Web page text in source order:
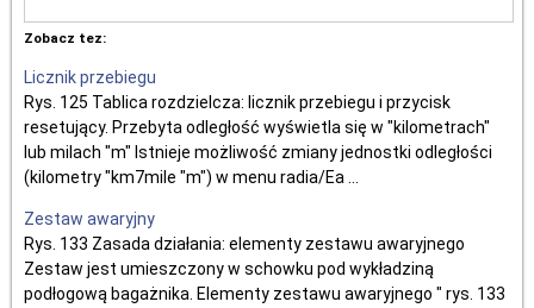
Zobacz tez:
Licznik przebiegu
Rys. 125 Tablica rozdzielcza: licznik przebiegu i przycisk
resetujący. Przebyta odległość wyświetla się w "kilometrach"
lub milach "m" Istnieje możliwość zmiany jednostki odległości
(kilometry "km7mile "m") w menu radia/Ea ...
Zestaw awaryjny
Rys. 133 Zasada działania: elementy zestawu awaryjnego
Zestaw jest umieszczony w schowku pod wykładziną
podłogową bagażnika. Elementy zestawu awaryjnego " rys. 133